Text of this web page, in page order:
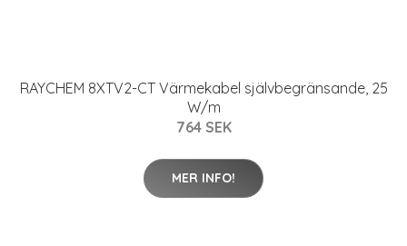
RAYCHEM 8XTV2-CT Värmekabel självbegränsande, 25
W/m
764 SEK
MER INFO!